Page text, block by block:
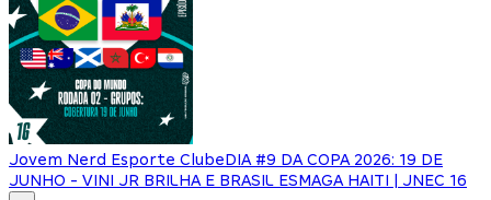
Jovem Nerd Esporte ClubeDIA #9 DA COPA 2026: 19 DE
JUNHO - VINI JR BRILHA E BRASIL ESMAGA HAITI | JNEC 16